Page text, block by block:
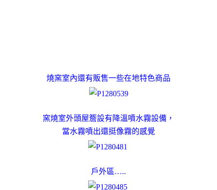
燒窯室內還有販售一些在地特色商品
窯燒室外頭屋簷設有降溫噴水霧設備，
當水霧噴出還挺像霧的感覺
戶外區…..